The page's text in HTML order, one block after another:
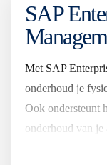
SAP
Met SAP
onderhoud je
Ook ondersteunt
onderhoud van je